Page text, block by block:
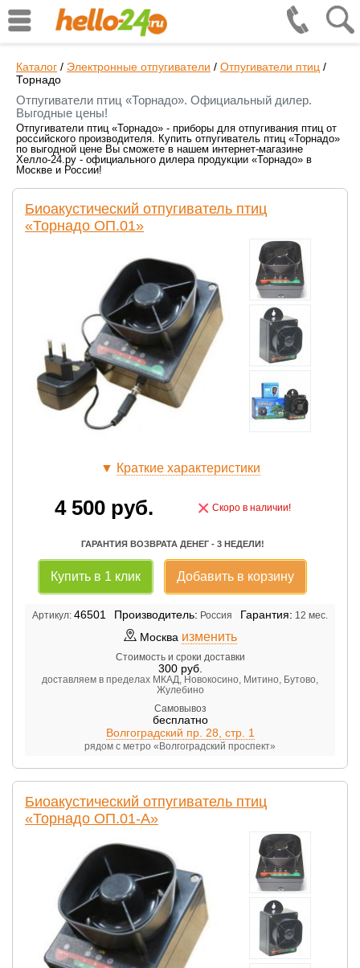
Каталог / Электронные отпугиватели / Отпугиватели птиц /
Торнадо
Отпугиватели птиц «Торнадо». Официальный дилер.
Выгодные цены!
Отпугиватели птиц «Торнадо» - приборы для отпугивания птиц от
российского производителя. Купить отпугиватель птиц «Торнадо»
по выгодной цене Вы сможете в нашем интернет-магазине
Хелло-24.ру - официального дилера продукции «Торнадо» в
Москве и России!
Биоакустический отпугиватель птиц
«Торнадо ОП.01»
▼ Краткие характеристики
4 500 руб. × Скоро в наличии!
ГАРАНТИЯ ВОЗВРАТА ДЕНЕГ - 3 НЕДЕЛИ!
Купить в 1 клик Добавить в корзину
Артикул: 46501 Производитель: Россия Гарантия: 12 мес.
Москва изменить
Стоимость и сроки доставки
300руб.
доставляем в пределах МКАД, Новокосино, Митино, Бутово,
Жулебино
Самовывоз
бесплатно
Волгоградский пр. 28, стр. 1
рядом с метро «Волгоградский проспект»
Биоакустический отпугиватель птиц
«Торнадо ОП.01-А»